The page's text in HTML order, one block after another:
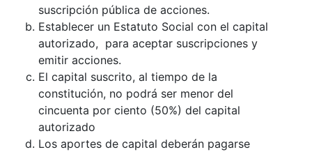
suscripción pública de acciones.
Establecer un Estatuto Social con el capital
autorizado, para aceptar suscripciones y
emitir acciones.
El capital suscrito, al tiempo de la
constitución, no podrá ser menor del
cincuenta por ciento (50%) del capital
autorizado
Los aportes de capital deberán pagarse